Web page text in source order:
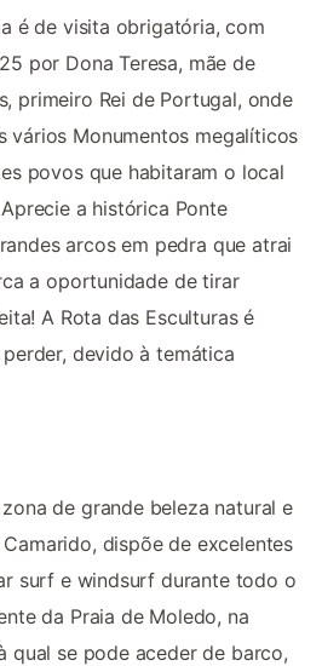
é de visita obrigatória, com
por Dona Teresa, mãe de
primeiro Rei de Portugal, onde
vários Monumentos megalíticos
povos que habitaram o local
a histórica Ponte
arcos em pedra que atrai
a oportunidade de tirar
A Rota das Esculturas é
devido à temática
de grande beleza natural e
dispõe de excelentes
surf e windsurf durante todo o
da Praia de Moledo, na
qual se pode aceder de barco,